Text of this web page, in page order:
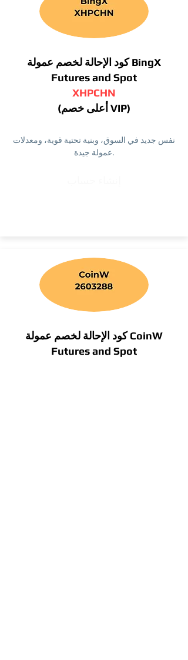
كود الإحالة لخصم عمولة BingX
Futures and Spot
XHPCHN
(أعلى خصم VIP)
نفس جديد في السوق، وبنية تحتية قوية، ومعدلات
عمولة جيدة.
كود الإحالة لخصم عمولة CoinW
Futures and Spot